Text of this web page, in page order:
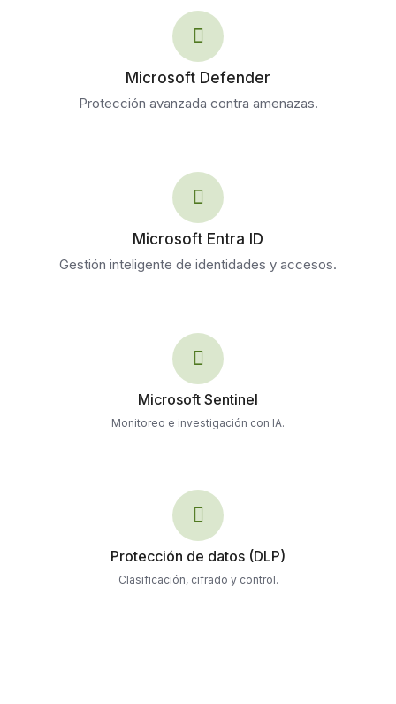
Microsoft Defender
Protección avanzada contra amenazas.
Microsoft Entra ID
Gestión inteligente de identidades y accesos.
Microsoft Sentinel
Monitoreo e investigación con IA.
Protección de datos (DLP)
Clasificación, cifrado y control.